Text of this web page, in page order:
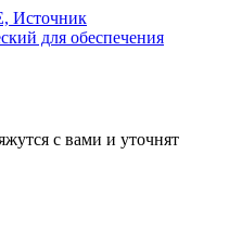
Источник
для обеспечения
с вами и уточнят